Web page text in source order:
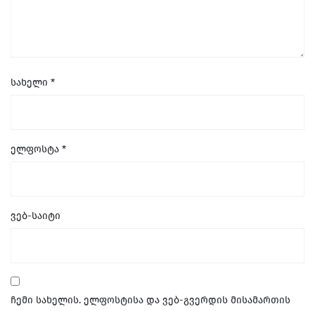
სახელი *
ელფოსტა *
ვებ-საიტი
ჩემი სახელის. ელფოსტისა და ვებ-გვერდის მისამართის